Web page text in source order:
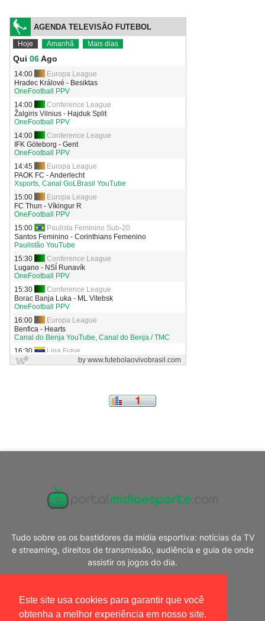
Este site usa cookies para garantir que você
obtenha a melhor experiência em nosso site.
Tudo sobre os os bastidores da mídia esportiva: notícias da TV
e streaming, direitos de transmissão, audiência e guia de onde
assistir os jogos do dia.